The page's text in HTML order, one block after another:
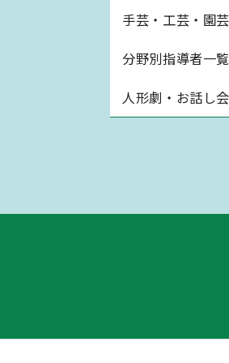
手芸・工芸・園芸
分野別指導者一覧
人形劇・お話し